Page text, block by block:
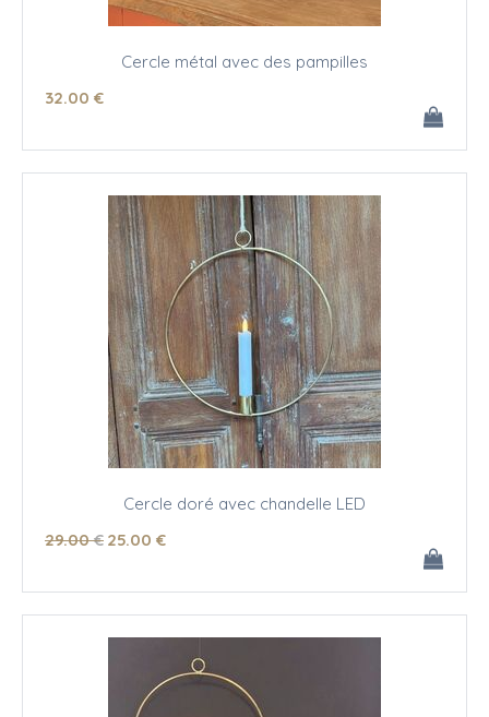
Cercle métal avec des pampilles
32.00 €
Cercle doré avec chandelle LED
29.00 € 25.00 €